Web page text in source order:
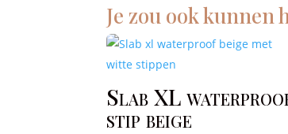
Je zou ook kunnen
Slab XL
stip beige